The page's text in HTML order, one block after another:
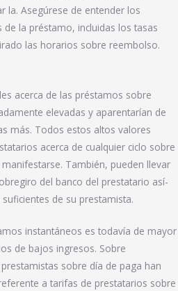
la. Asegúrese de entender los
la préstamo, incluidas los tasas
las horarios sobre reembolso.
acerca de las préstamos sobre
elevadas y aparentarían de
más. Todos estos altos valores
acerca de cualquier ciclo sobre
También, pueden llevar
del banco del prestatario así­
de su prestamista.
instantáneos es todavía de mayor
de bajos ingresos. Sobre
sobre día de paga han
a tarifas de prestatarios sobre